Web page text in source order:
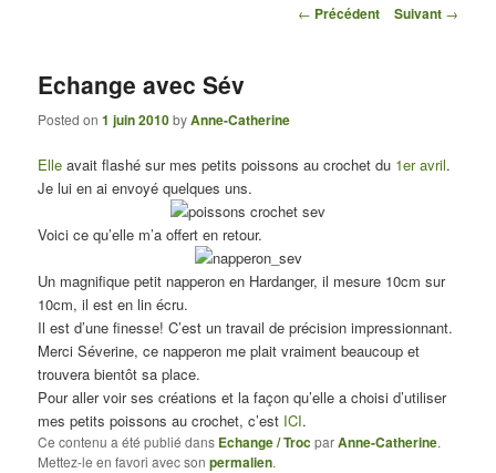
Navigation des articles
← Précédent Suivant →
Echange avec Sév
Posted on1 juin 2010byAnne-Catherine
Elle avait flashé sur mes petits poissons au crochet du 1er avril.
Je lui en ai envoyé quelques uns.
Voici ce qu’elle m’a offert en retour.
Un magnifique petit napperon en Hardanger, il mesure 10cm sur
10cm, il est en lin écru.
Il est d’une finesse! C’est un travail de précision impressionnant.
Merci Séverine, ce napperon me plait vraiment beaucoup et
trouvera bientôt sa place.
Pour aller voir ses créations et la façon qu’elle a choisi d’utiliser
mes petits poissons au crochet, c’est ICI.
Ce contenu a été publié dans Echange / TrocparAnne-Catherine.
Mettez-le en favori avec sonpermalien.